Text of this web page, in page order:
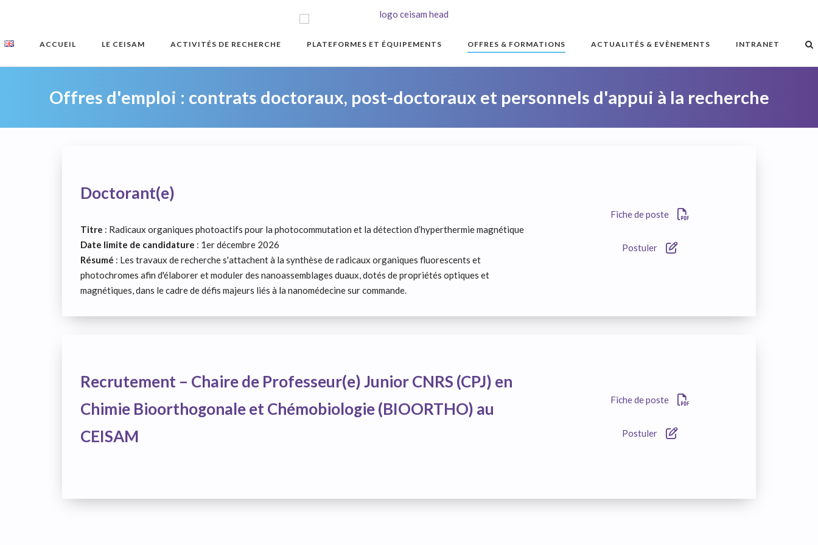
ACCUEIL LE CEISAM ACTIVITÉS DE RECHERCHE PLATEFORMES ET ÉQUIPEMENTS OFFRES & FORMATIONS ACTUALITÉS & EVÈNEMENTS INTRANET
Offres d'emploi : contrats doctoraux, post-doctoraux et personnels d'appui à la recherche
Doctorant(e)
Titre : Radicaux organiques photoactifs pour la photocommutation et la détection d’hyperthermie magnétique
Date limite de candidature : 1er décembre 2026
Résumé : Les travaux de recherche s'attachent à la synthèse de radicaux organiques fluorescents et
photochromes afin d'élaborer et moduler des nanoassemblages duaux, dotés de propriétés optiques et
magnétiques, dans le cadre de défis majeurs liés à la nanomédecine sur commande.
Fiche de poste
Postuler
Recrutement – Chaire de Professeur(e) Junior CNRS (CPJ) en
Chimie Bioorthogonale et Chémobiologie (BIOORTHO) au
CEISAM
Fiche de poste
Postuler